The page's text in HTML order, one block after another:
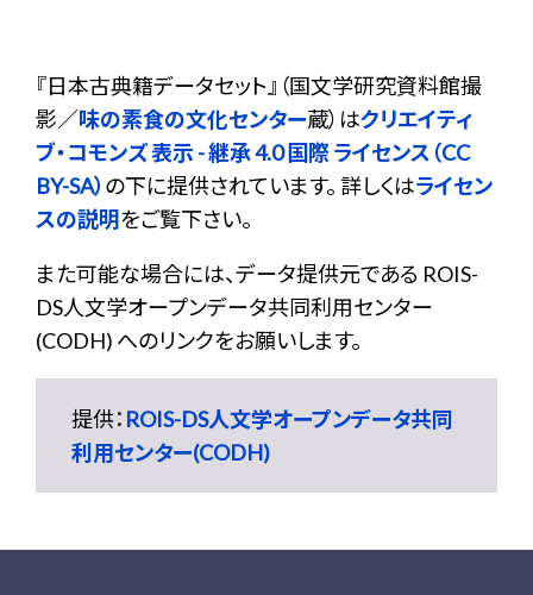
『日本古典籍データセット 』（国文学研究資料館撮
影／味の素食の文化センター蔵）はクリエイティ
ブ・コモンズ 表示 - 継承 4.0 国際 ライセンス（CC
BY-SA） の下に提供されています。 詳しくはライセン
スの説明をご覧下さい。
また可能な場合には、データ提供元である ROIS-
DS人文学オープンデータ共同利用センター
(CODH) へのリンクをお願いします。
提供： ROIS-DS人文学オープンデータ共同
利用センター(CODH)